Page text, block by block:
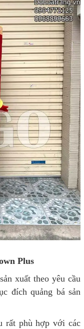
Plus
xuất theo yêu cầu
đích quảng bá sản
rất phù hợp với các